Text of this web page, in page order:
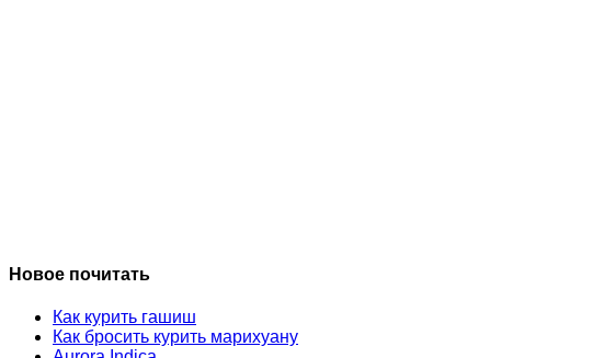
Новое почитать
Как курить гашиш
Как бросить курить марихуану